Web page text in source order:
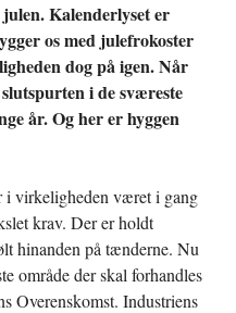
Kalenderlyset er
os med julefrokoster
dog på igen. Når
i de sværeste
år. Og her er hyggen
i virkeligheden været i gang
krav. Der er holdt
hinanden på tænderne. Nu
område der skal forhandles
Overenskomst. Industriens